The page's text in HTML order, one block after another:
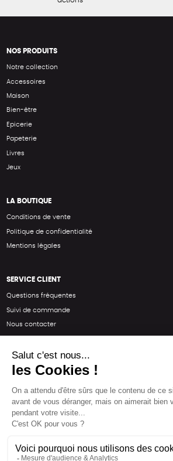
NOS PRODUITS
Notre collection
Accessoires
Maison
Bien-être
Epicerie
Papeterie
Livres
Jeux
LA BOUTIQUE
Conditions de vente
Politique de confidentialité
Mentions légales
SERVICE CLIENT
Questions fréquentes
Suivi de commande
Nous contacter
SUIVEZ-NOUS